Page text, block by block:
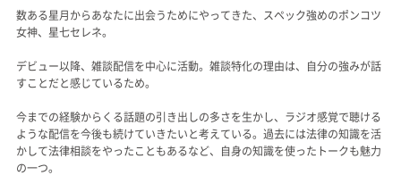
Official SNS
数ある星月からあなたに出会うためにやってきた、スペック強めのポンコツ
女神、星七セレネ。
デビュー以降、雑談配信を中心に活動。雑談特化の理由は、自分の強みが話
すことだと感じているため。
今までの経験からくる話題の引き出しの多さを生かし、ラジオ感覚で聴ける
ような配信を今後も続けていきたいと考えている。過去には法律の知識を活
かして法律相談をやったこともあるなど、自身の知識を使ったトークも魅力
の一つ。